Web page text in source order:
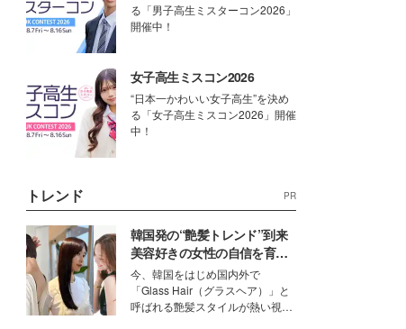
る「男子高生ミスターコン2026」
開催中！
女子高生ミスコン2026
“日本一かわいい女子高生”を決め
る「女子高生ミスコン2026」開催
中！
トレンド PR
韓国発の“艶髪トレンド”到来
美容好きの女性の自信を育む
「ヘアケア事情」って？
今、韓国をはじめ国内外で
「Glass Hair（グラスヘア）」と
呼ばれる艶髪スタイルが熱い視線